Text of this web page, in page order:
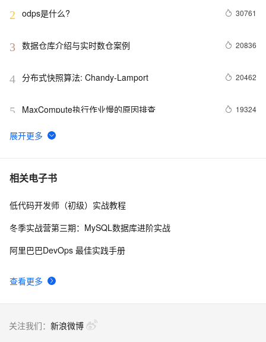
2 odps是什么? 30761
3 数据仓库介绍与实时数仓案例 20836
4 分布式快照算法: Chandy-Lamport 20462
5 MaxCompute执行作业慢的原因排查 19324
6
独家专访阿里集团副总裁贾扬清：我为什么选择加入
7 【玩转数据系列六】文本分析算法实现新闻自动分类
8 如何轮播 DataV 大屏
相关电子书
查看更多
低代码开发师（初级）实战教程
冬季实战营第三期：MySQL数据库进阶实战
阿里巴巴DevOps 最佳实践手册
关注我们： 新浪微博